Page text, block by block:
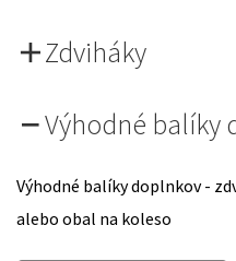
Zdviháky
Výhodné balíky
Výhodné balíky doplnkov -
alebo obal na koleso